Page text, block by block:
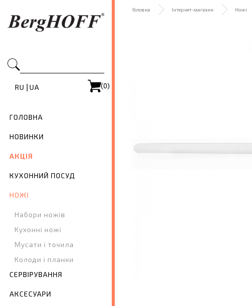
RU | UA (0)
ГОЛОВНА
НОВИНКИ
АКЦІЯ
КУХОННИЙ ПОСУД
НОЖІ
Набори ножів
Кухонні ножі
Мусати і точила
Колоди і планки
СЕРВІРУВАННЯ
АКСЕСУАРИ
Головна Інтернет-магазин Ножі